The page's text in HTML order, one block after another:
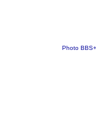
Photo BBS+